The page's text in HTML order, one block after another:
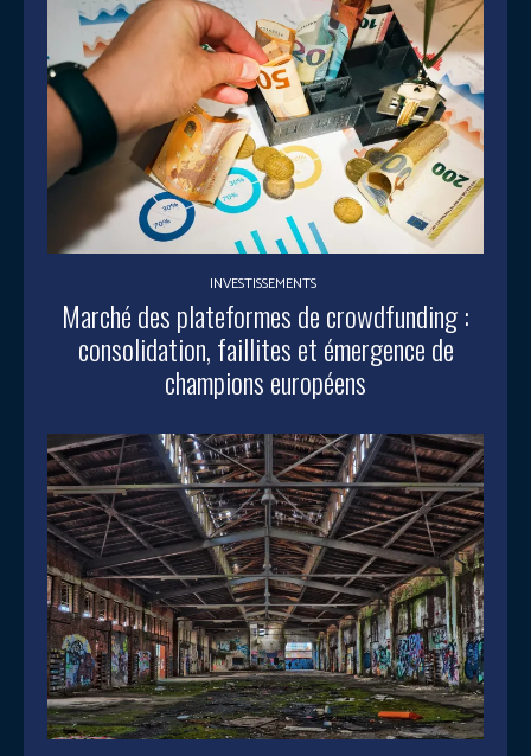
INVESTISSEMENTS
Marché des plateformes de crowdfunding :
consolidation, faillites et émergence de
champions européens